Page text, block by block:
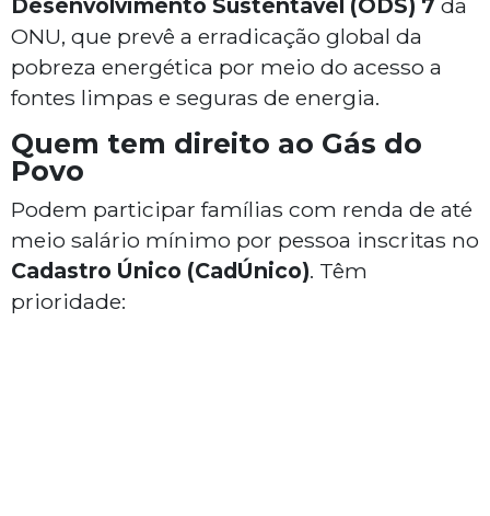
Desenvolvimento Sustentável (ODS) 7 da
ONU, que prevê a erradicação global da
pobreza energética por meio do acesso a
fontes limpas e seguras de energia.
Quem tem direito ao Gás do
Povo
Podem participar famílias com renda de até
meio salário mínimo por pessoa inscritas no
Cadastro Único (CadÚnico). Têm
prioridade: